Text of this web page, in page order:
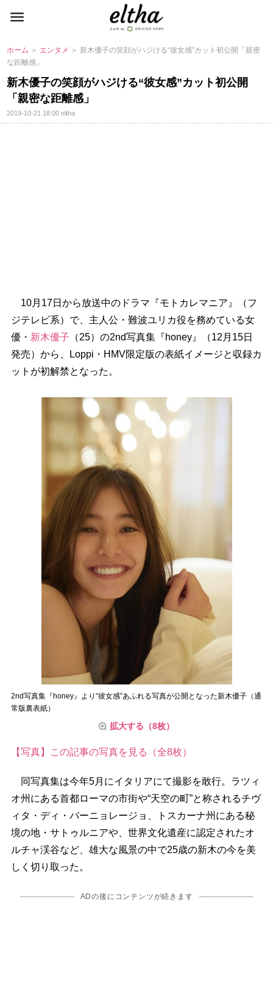
ホーム ＞ エンタメ ＞ 新木優子の笑顔がハジける“彼女感”カット初公開「親密
な距離感」
新木優子の笑顔がハジける“彼女感”カット初公開
「親密な距離感」
2019-10-21 18:00eltha
10月17日から放送中のドラマ『モトカレマニア』（フ
ジテレビ系）で、主人公・難波ユリカ役を務めている女
優・ 新木優子 （25）の2nd写真集『honey』（12月15日
発売）から、Loppi・HMV限定版の表紙イメージと収録カ
ットが初解禁となった。
2nd写真集『honey』より“彼女感”あふれる写真が公開となった新木優子（通
常版裏表紙）
拡大する（8枚）
【写真】この記事の写真を見る（全8枚）
同写真集は今年5月にイタリアにて撮影を敢行。ラツィ
オ州にある首都ローマの市街や“天空の町”と称されるチヴ
ィタ・ディ・バーニョレージョ、トスカーナ州にある秘
境の地・サトゥルニアや、世界文化遺産に認定されたオ
ルチャ渓谷など、雄大な風景の中で25歳の新木の今を美
しく切り取った。
ADの後にコンテンツが続きます